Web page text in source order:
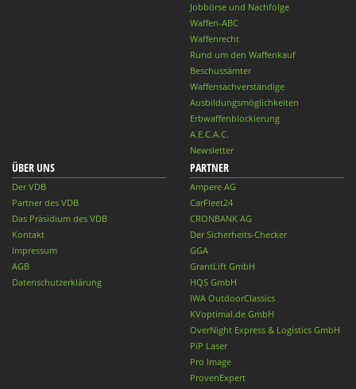
Jobbörse und Nachfolge
Waffen-ABC
Waffenrecht
Rund um den Waffenkauf
Beschussämter
Waffensachverständige
Ausbildungsmöglichkeiten
Erbwaffenblockierung
A.E.C.A.C.
Newsletter
ÜBER UNS
Der VDB
Partner des VDB
Das Präsidium des VDB
Kontakt
Impressum
AGB
Datenschutzerklärung
PARTNER
Ampere AG
CarFleet24
CRONBANK AG
Der Sicherheits-Checker
GGA
GrantLift GmbH
HQS GmbH
IWA OutdoorClassics
KVoptimal.de GmbH
OverNight Express & Logistics GmbH
PiP Laser
Pro Image
ProvenExpert